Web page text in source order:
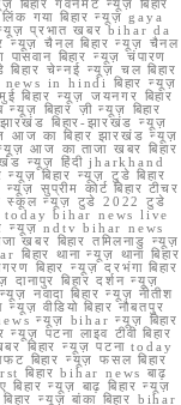
बिहार गवर्नमेंट न्यूज़ बिहार
गया बिहार न्यूज़ gaya
न्यूज़ प्रभात खबर bihar da
न्यूज़ चैनल बिहार न्यूज़ चैनल
पासवान बिहार न्यूज़ चंपारण
बिहार चेन्नई न्यूज़ चल बिहार
in hindi बिहार न्यूज़
बिहार न्यूज़ जयनगर बिहार
न्यूज़ बिहार ज़ी न्यूज़ बिहार
बिहार-झारखंड न्यूज़
आज का बिहार झारखंड न्यूज़
आज का ताजा खबर बिहार
न्यूज़ हिंदी jharkhand
बिहार न्यूज़ टुडे बिहार
सुप्रीम कोर्ट बिहार टीचर
स्कूल न्यूज़ टुडे 2022 टुडे
today bihar news live
न्यूज़ ndtv bihar news
खबर बिहार तमिलनाडु न्यूज़
थाना न्यूज़ थाना बिहार
बिहार न्यूज़ दरभंगा बिहार
दानापुर बिहार दर्शन न्यूज़
नवादा बिहार न्यूज़ नीतीश
वीडियो बिहार नौबतपुर
न्यूज़ bihar न्यूज़ बिहार
पटना लाइव टीवी बिहार
बिहार न्यूज़ पटना today
बिहार न्यूज़ फसल बिहार
बिहार bihar news बाढ़
बिहार न्यूज़ बाढ़ बिहार न्यूज़
न्यूज़ बांका बिहार bihar